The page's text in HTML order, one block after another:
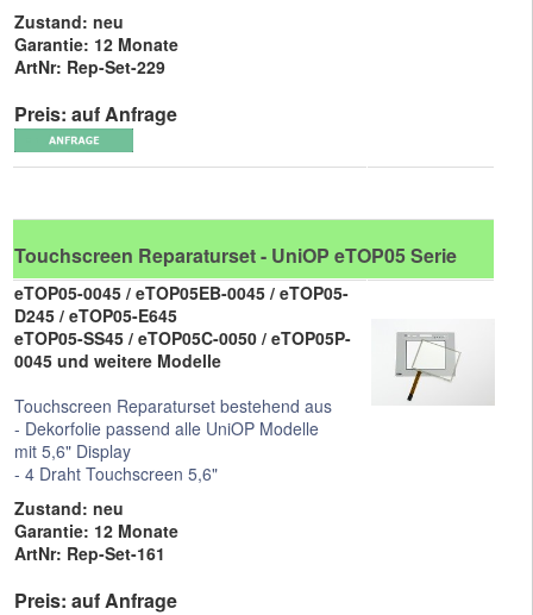
Zustand: neu
Garantie: 12 Monate
ArtNr: Rep-Set-229
Preis: auf Anfrage
Touchscreen Reparaturset - UniOP eTOP05 Serie
eTOP05-0045 / eTOP05EB-0045 / eTOP05-
D245 / eTOP05-E645
eTOP05-SS45 / eTOP05C-0050 / eTOP05P-
0045 und weitere Modelle
Touchscreen Reparaturset bestehend aus
- Dekorfolie passend alle UniOP Modelle
mit 5,6" Display
- 4 Draht Touchscreen 5,6"
Zustand: neu
Garantie: 12 Monate
ArtNr: Rep-Set-161
Preis: auf Anfrage